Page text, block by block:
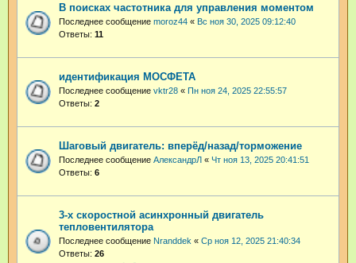
В поисках частотника для управления моментом
Последнее сообщение moroz44 « Вс ноя 30, 2025 09:12:40
Ответы: 11
идентификация МОСФЕТА
Последнее сообщение vktr28 « Пн ноя 24, 2025 22:55:57
Ответы: 2
Шаговый двигатель: вперёд/назад/торможение
Последнее сообщение АлександрЛ « Чт ноя 13, 2025 20:41:51
Ответы: 6
3-х скоростной асинхронный двигатель
тепловентилятора
Последнее сообщение Nranddek « Ср ноя 12, 2025 21:40:34
Ответы: 26